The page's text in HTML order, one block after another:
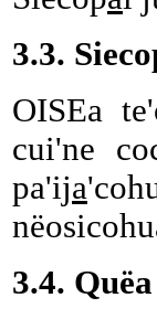
3.3.
OISEa
cui'ne
pa'ija
3.4.